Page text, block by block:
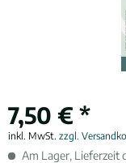
7,50 € *
inkl. MwSt. zzgl.
Am Lager, Lieferzeit